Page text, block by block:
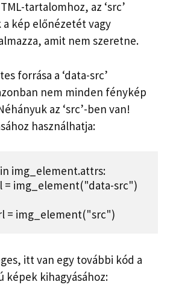
tartalomhoz, az ‘src’
kép előnézetét vagy
amit nem szeretne.
forrása a ‘data-src’
nem minden fénykép
az ‘src’-ben van!
használhatja:
img_element("data-src")
img_element("src")
itt van egy további kód a
képek kihagyásához: